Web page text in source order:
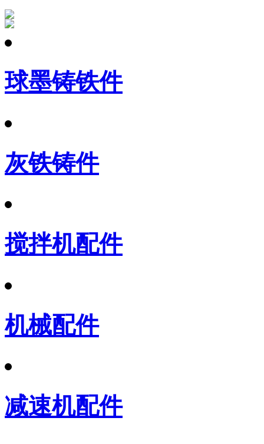
球墨铸铁件
灰铁铸件
搅拌机配件
机械配件
减速机配件